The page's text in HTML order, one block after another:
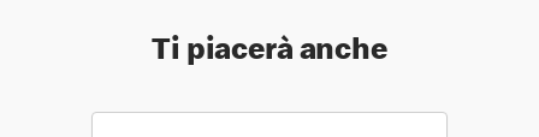
Ti piacerà anche